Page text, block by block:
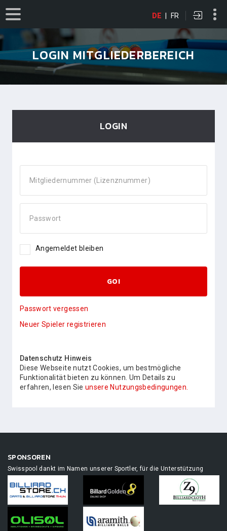
DE | FR
LOGIN MITGLIEDERBEREICH
LOGIN
Mitgliedernummer (Lizenznummer)
Passwort
Angemeldet bleiben
GO!
Passwort vergessen
Neuer Spieler registrieren
Datenschutz Hinweis
Diese Webseite nutzt Cookies, um bestmögliche
Funktionalität bieten zu können. Um Details zu
erfahren, lesen Sie unsere Nutzungsbedingungen.
SPONSOREN
Swisspool dankt im Namen unserer Sportler, für die Unterstützung